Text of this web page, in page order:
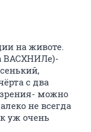
на животе.
ВАСХНИЛе)-
с два
можно
не всегда
уж очень